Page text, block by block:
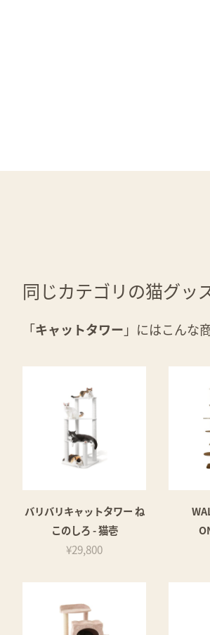
同じカテゴリの猫グッ
「キャットタワー 」にはこんな
バリバリキャットタワー ね
このしろ - 猫壱
¥29,800